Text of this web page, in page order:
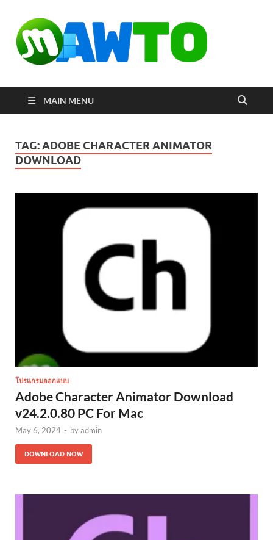
ครอบลิงค์
MAIN MENU
TAG:ADOBE CHARACTER ANIMATOR
DOWNLOAD
โปรแกรมออกแบบ
Adobe Character Animator Download
v24.2.0.80 PC For Mac
May 6, 2024 - byadmin
DOWNLOAD NOW